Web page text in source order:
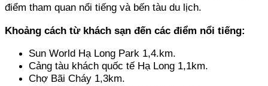
điểm tham quan nổi tiếng và bến tàu du lịch.
Khoảng cách từ khách sạn đến các điểm nổi tiếng:
Sun World Hạ Long Park 1,4.km.
Cảng tàu khách quốc tế Hạ Long 1,1km.
Chợ Bãi Cháy 1,3km.